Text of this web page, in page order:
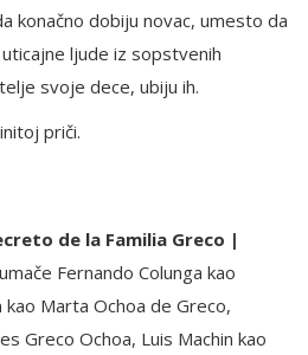
konačno dobiju novac, umesto da
ljude iz sopstvenih
svoje dece, ubiju ih.
priči.
de la Familia Greco |
Fernando Colunga kao
Marta Ochoa de Greco,
Greco Ochoa, Luis Machin kao